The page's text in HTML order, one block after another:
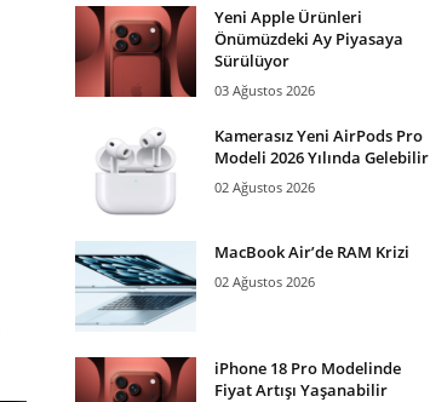
Yeni Apple Ürünleri
Önümüzdeki Ay Piyasaya
Sürülüyor
03 Ağustos 2026
Kamerasız Yeni AirPods Pro
Modeli 2026 Yılında Gelebilir
02 Ağustos 2026
MacBook Air’de RAM Krizi
02 Ağustos 2026
iPhone 18 Pro Modelinde
Fiyat Artışı Yaşanabilir